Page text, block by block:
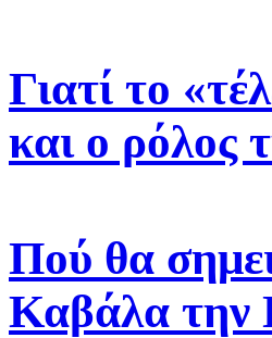
Γιατί το
και ο ρόλος
Πού θα
Καβάλα την